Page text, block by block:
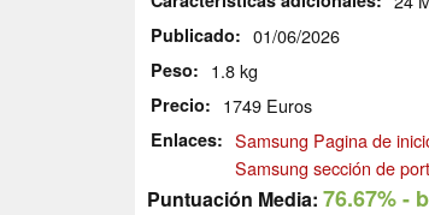
Publicado 01/06/2026
Peso 1.8 kg
Precio 1749 Euros
Enlaces
Samsung Pagina de
Samsung sección de
Puntuación Media: 76.67%-